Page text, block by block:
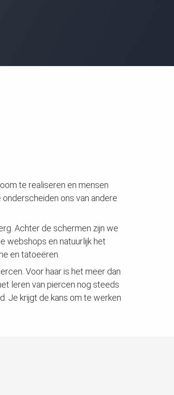
te realiseren en mensen
ons van andere
Achter de schermen zijn we
webshops en natuurlijk het
en tatoeëren.
Voor haar is het meer dan
leren van piercen nog steeds
Je krijgt de kans om te werken